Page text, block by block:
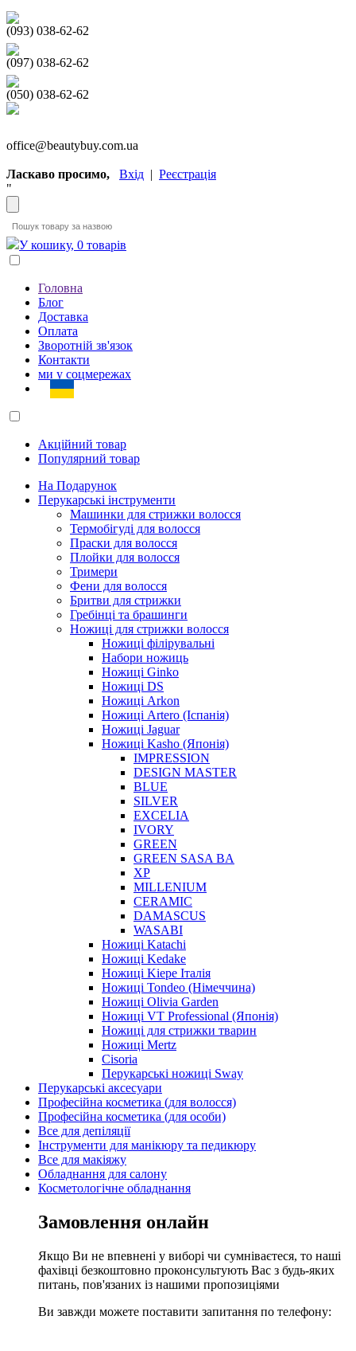
(093) 038-62-62
(097) 038-62-62
(050) 038-62-62
office@beautybuy.com.ua
Ласкаво просимо, Вхід | Реєстрація
"
У кошику, 0 товарів
Головна
Блог
Доставка
Оплата
Зворотній зв'язок
Контакти
ми у соцмережах
Акційний товар
Популярний товар
На Подарунок
Перукарські інструменти
Машинки для стрижки волосся
Термобігуді для волосся
Праски для волосся
Плойки для волосся
Тримери
Фени для волосся
Бритви для стрижки
Гребінці та брашинги
Ножиці для стрижки волосся
Ножиці філірувальні
Набори ножиць
Ножиці Ginko
Ножиці DS
Ножиці Arkon
Ножиці Artero (Іспанія)
Ножиці Jaguar
Ножиці Kasho (Японія)
IMPRESSION
DESIGN MASTER
BLUE
SILVER
EXCELIA
IVORY
GREEN
GREEN SASA BA
XP
MILLENIUM
CERAMIC
DAMASCUS
WASABI
Ножиці Katachi
Ножиці Kedake
Ножиці Kiepe Італія
Ножиці Tondeo (Німеччина)
Ножиці Olivia Garden
Ножиці VT Professional (Японія)
Ножиці для стрижки тварин
Ножиці Mertz
Cisoria
Перукарські ножиці Sway
Перукарські аксесуари
Професійна косметика (для волосся)
Професійна косметика (для особи)
Все для депіляції
Інструменти для манікюру та педикюру
Все для макіяжу
Обладнання для салону
Косметологічне обладнання
Замовлення онлайн
Якщо Ви не впевнені у виборі чи сумніваєтеся, то наші
фахівці безкоштовно проконсультують Вас з будь-яких
питань, пов'язаних із нашими пропозиціями
Ви завжди можете поставити запитання по телефону: